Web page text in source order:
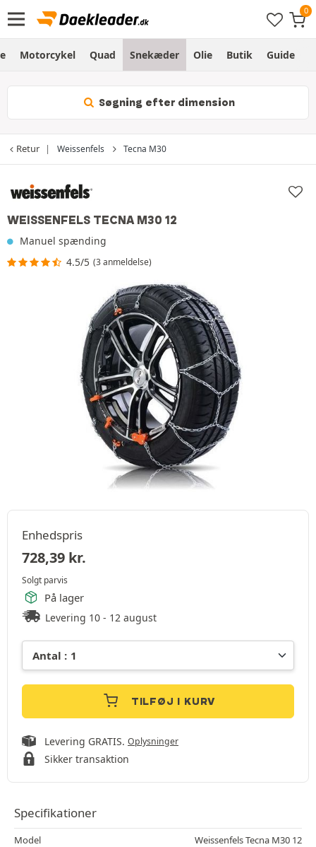
Motorcykel Quad Snekæder Olie Butik Guide
Søgning efter dimension
Retur Weissenfels Tecna M30
WEISSENFELS TECNA M30 12
Manuel spænding
4.5/5 (3 anmeldelse)
Enhedspris
728,39 kr.
Solgt parvis
På lager
Levering 10 - 12 august
TILFØJ I KURV
Levering GRATIS. Oplysninger
Sikker transaktion
Specifikationer
Model
Weissenfels Tecna M30 12